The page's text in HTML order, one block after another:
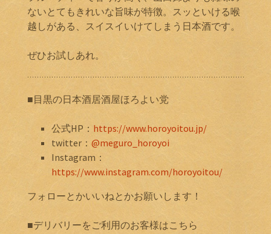
ないとてもきれいな旨味が特徴。スッといける喉
越しがある、スイスイいけてしまう日本酒です。
ぜひお試しあれ。
■目黒の日本酒居酒屋ほろよい党
公式HP： https://www.horoyoitou.jp/
twitter： @meguro_horoyoi
Instagram：
https://www.instagram.com/horoyoitou/
フォローとかいいねとかお願いします！
■デリバリーをご利用のお客様はこちら